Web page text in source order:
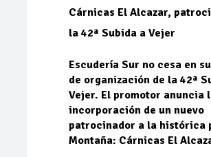
Cárnicas El Alcazar,
la 42ª Subida a Vejer
Escudería Sur no cesa en
de organización de la 42ª
Vejer. El promotor anuncia
incorporación de un nuevo
patrocinador a la histórica
Montaña: Cárnicas El